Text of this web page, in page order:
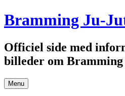
Hop
til
Bramming Ju-
Officiel side med
billeder om
Menu